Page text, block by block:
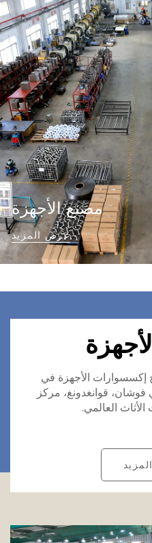
مصنع الأجهزة
عرض المزيد
الأجهزة في
في فوشان، قوانغدونغ، مركز
العالمي.